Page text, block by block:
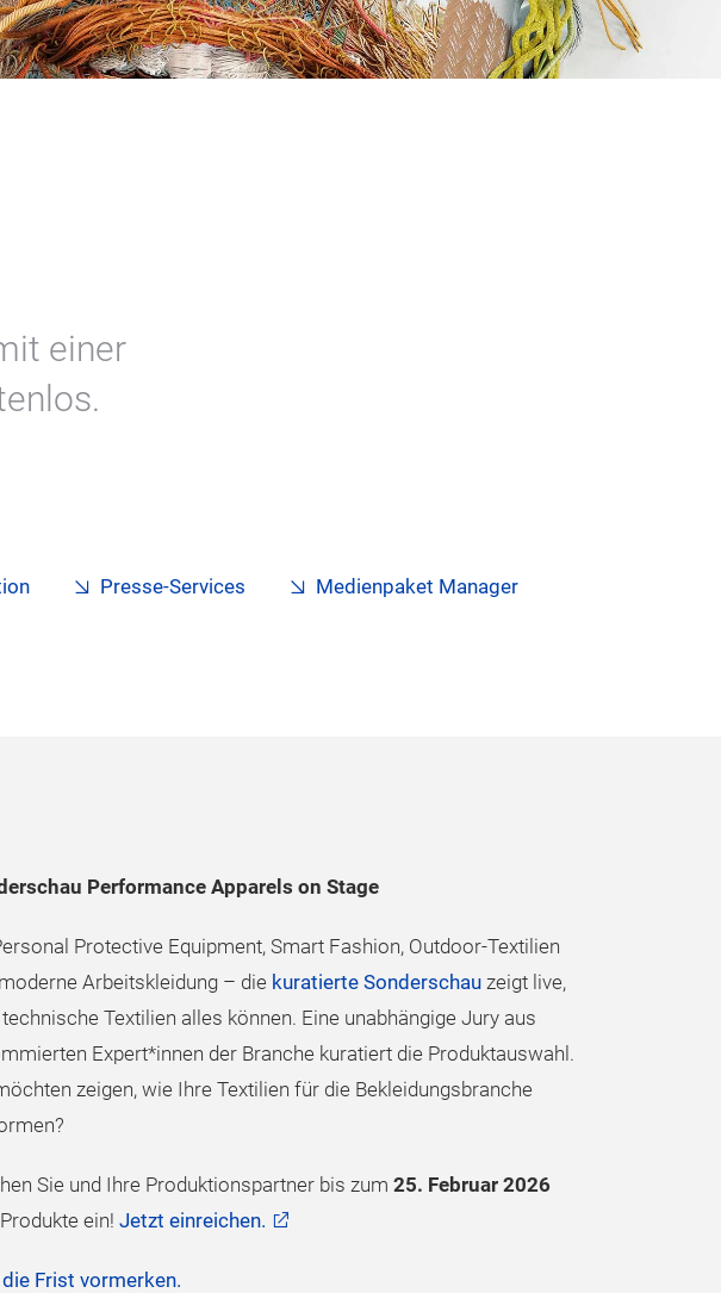
einer
Presse-Services
Medienpaket Manager
Performance Apparels on Stage
Protective Equipment, Smart Fashion, Outdoor-Textilien
Arbeitskleidung – die kuratierte Sonderschauzeigt live,
Textilien alles können. Eine unabhängige Jury aus
Expert*innen der Branche kuratiert die Produktauswahl.
zeigen, wie Ihre Textilien für die Bekleidungsbranche
Sie und Ihre Produktionspartner bis zum 25. Februar 2026
ein! Jetzt einreichen.
Frist vormerken.